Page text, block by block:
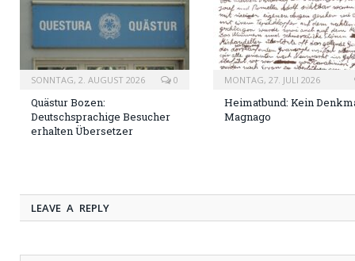
SONNTAG, 2. AUGUST 2026 0
Quästur Bozen:
Deutschsprachige Besucher
erhalten Übersetzer
MONTAG, 27. JULI 2026
Heimatbund: Kein
Magnago
LEAVE A REPLY